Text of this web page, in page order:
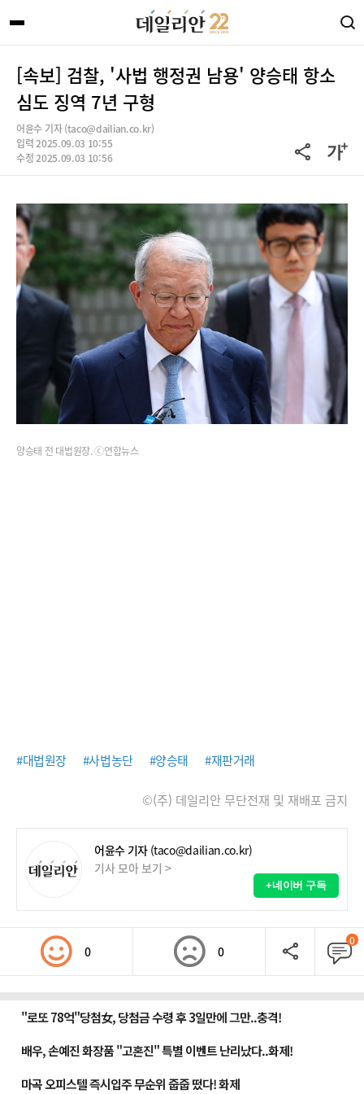
[속보] 검찰, '사법 행정권 남용' 양승태 항소
심도 징역 7년 구형
어윤수 기자 (taco@dailian.co.kr)
입력 2025.09.03 10:55
수정 2025.09.03 10:56
양승태 전 대법원장. ⓒ연합뉴스
#대법원장 #사법농단 #양승태 #재판거래
©(주) 데일리안 무단전재 및 재배포 금지
어윤수 기자 (taco@dailian.co.kr)
기사 모아 보기 >
+네이버 구독
0 0
0